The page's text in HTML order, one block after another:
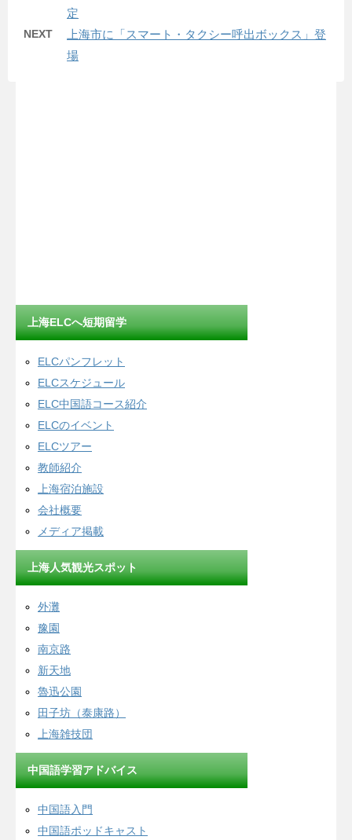
定
NEXT
上海市に「スマート・タクシー呼出ボックス」登
場
上海ELCへ短期留学
ELCパンフレット
ELCスケジュール
ELC中国語コース紹介
ELCのイベント
ELCツアー
教師紹介
上海宿泊施設
会社概要
メディア掲載
上海人気観光スポット
外灘
豫園
南京路
新天地
魯迅公園
田子坊（泰康路）
上海雑技団
中国語学習アドバイス
中国語入門
中国語ポッドキャスト